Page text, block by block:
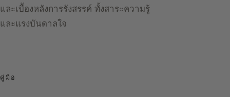
และเบื้องหลังการรังสรรค์ ทั้งสาระความรู้
และแรงบันดาลใจ
คู่มือ